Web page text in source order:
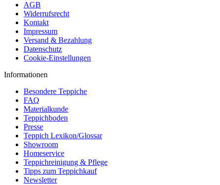
AGB
Widerrufsrecht
Kontakt
Impressum
Versand & Bezahlung
Datenschutz
Cookie-Einstellungen
Informationen
Besondere Teppiche
FAQ
Materialkunde
Teppichboden
Presse
Teppich Lexikon/Glossar
Showroom
Homeservice
Teppichreinigung & Pflege
Tipps zum Teppichkauf
Newsletter